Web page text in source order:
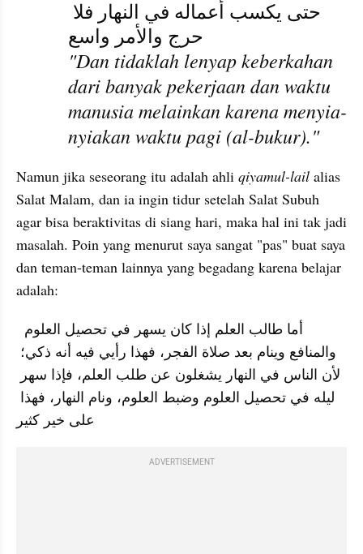
"Dan tidaklah lenyap keberkahan
dari banyak pekerjaan dan waktu
manusia melainkan karena menyia-
nyiakan waktu pagi (al-bukur)."
Namun jika seseorang itu adalah ahli qiyamul-lail alias
Salat Malam, dan ia ingin tidur setelah Salat Subuh
agar bisa beraktivitas di siang hari, maka hal ini tak jadi
masalah. Poin yang menurut saya sangat "pas" buat saya
dan teman-teman lainnya yang begadang karena belajar
adalah:
على خير كثير
ADVERTISEMENT